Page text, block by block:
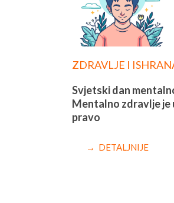
ZDRAVLJE I
Svjetski dan
Mentalno zdravlje je
pravo
→ DETALJNIJE